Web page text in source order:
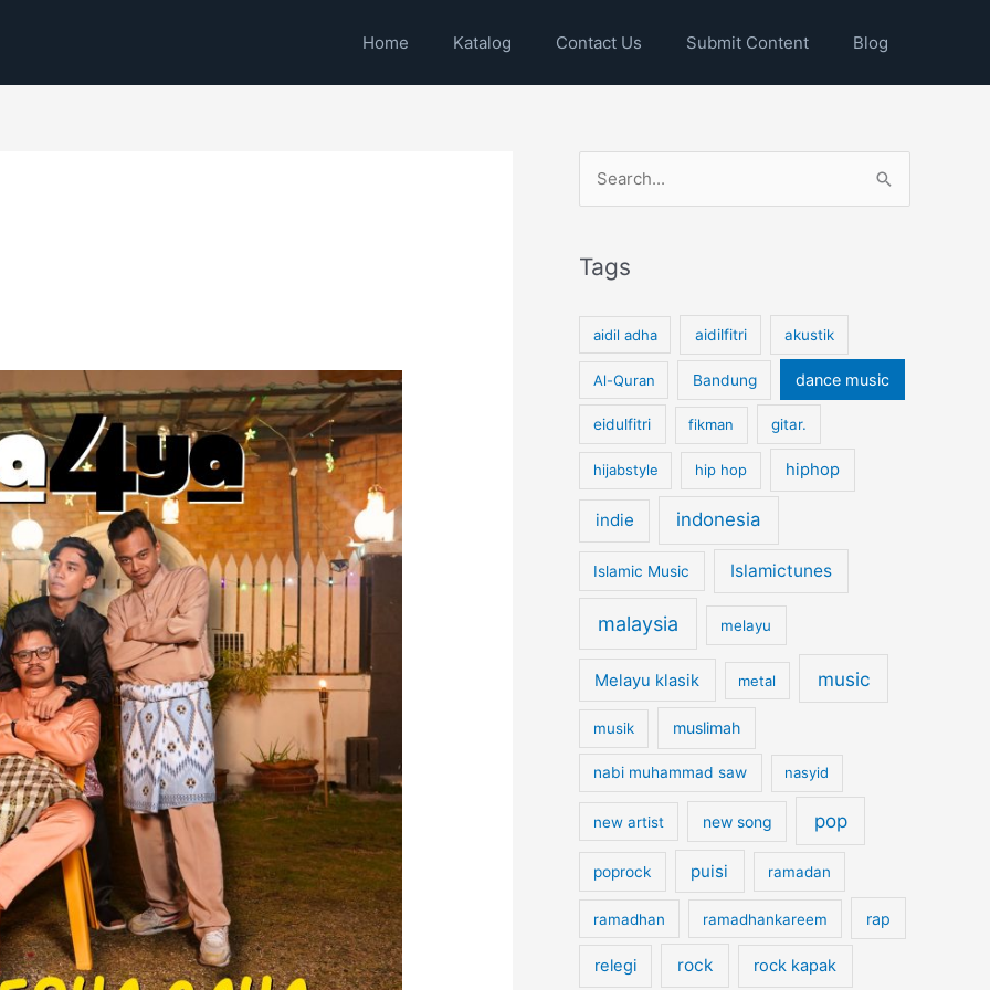
Home Katalog Contact Us Submit Content Blog
c
h
r
Tags
aidil adha aidilfitri akustik
Al-Quran Bandung dance music
eidulfitri fikman gitar.
hijabstyle hip hop hiphop
indie indonesia
Islamic Music Islamictunes
malaysia melayu
Melayu klasik metal music
musik muslimah
nabi muhammad saw nasyid
new artist new song pop
poprock puisi ramadan
ramadhan ramadhankareem rap
relegi rock rock kapak